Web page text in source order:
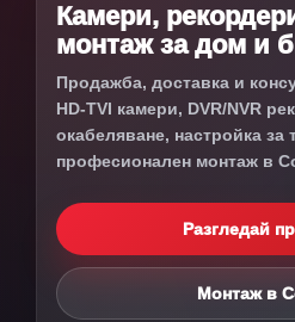
Камери,
монтаж за дом и
Продажба, доставка и
HD-TVI камери, DVR/NVR
окабеляване, настройка за
професионален монтаж в
Разгледай
Монтаж в